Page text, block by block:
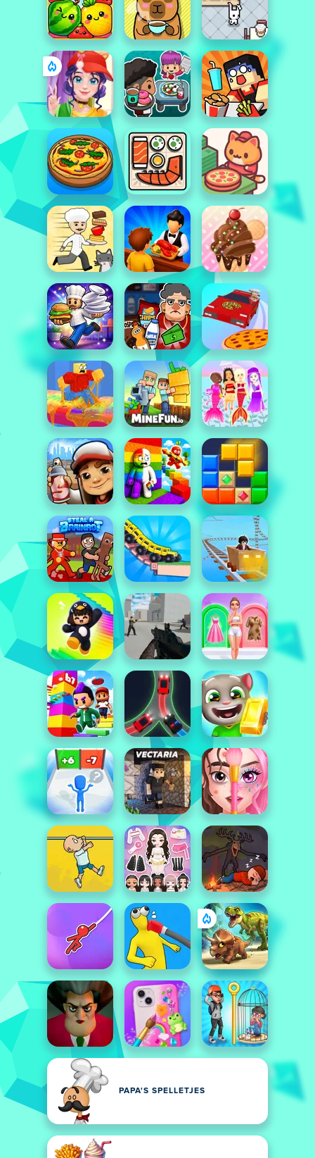
PAPA'S SPELLETJES